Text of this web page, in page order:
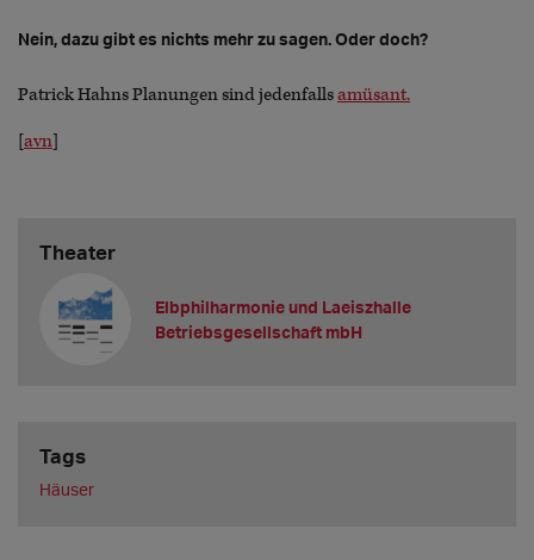
Nein, dazu gibt es nichts mehr zu sagen. Oder doch?
Patrick Hahns Planungen sind jedenfallsamüsant.
[avn]
Theater
Elbphilharmonie und Laeiszhalle
Betriebsgesellschaft mbH
Tags
Häuser